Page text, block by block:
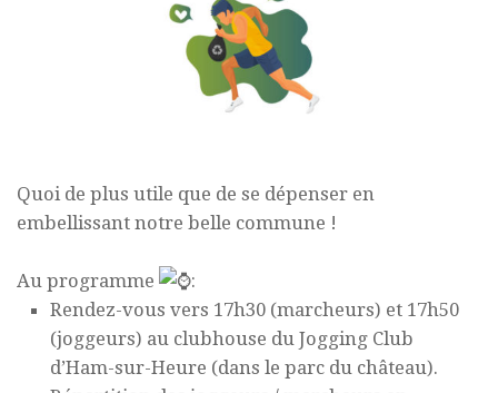
Quoi de plus utile que de se dépenser en
embellissant notre belle commune !
Au programme
:
Rendez-vous vers 17h30 (marcheurs) et 17h50
(joggeurs) au clubhouse du Jogging Club
d’Ham-sur-Heure (dans le parc du château).